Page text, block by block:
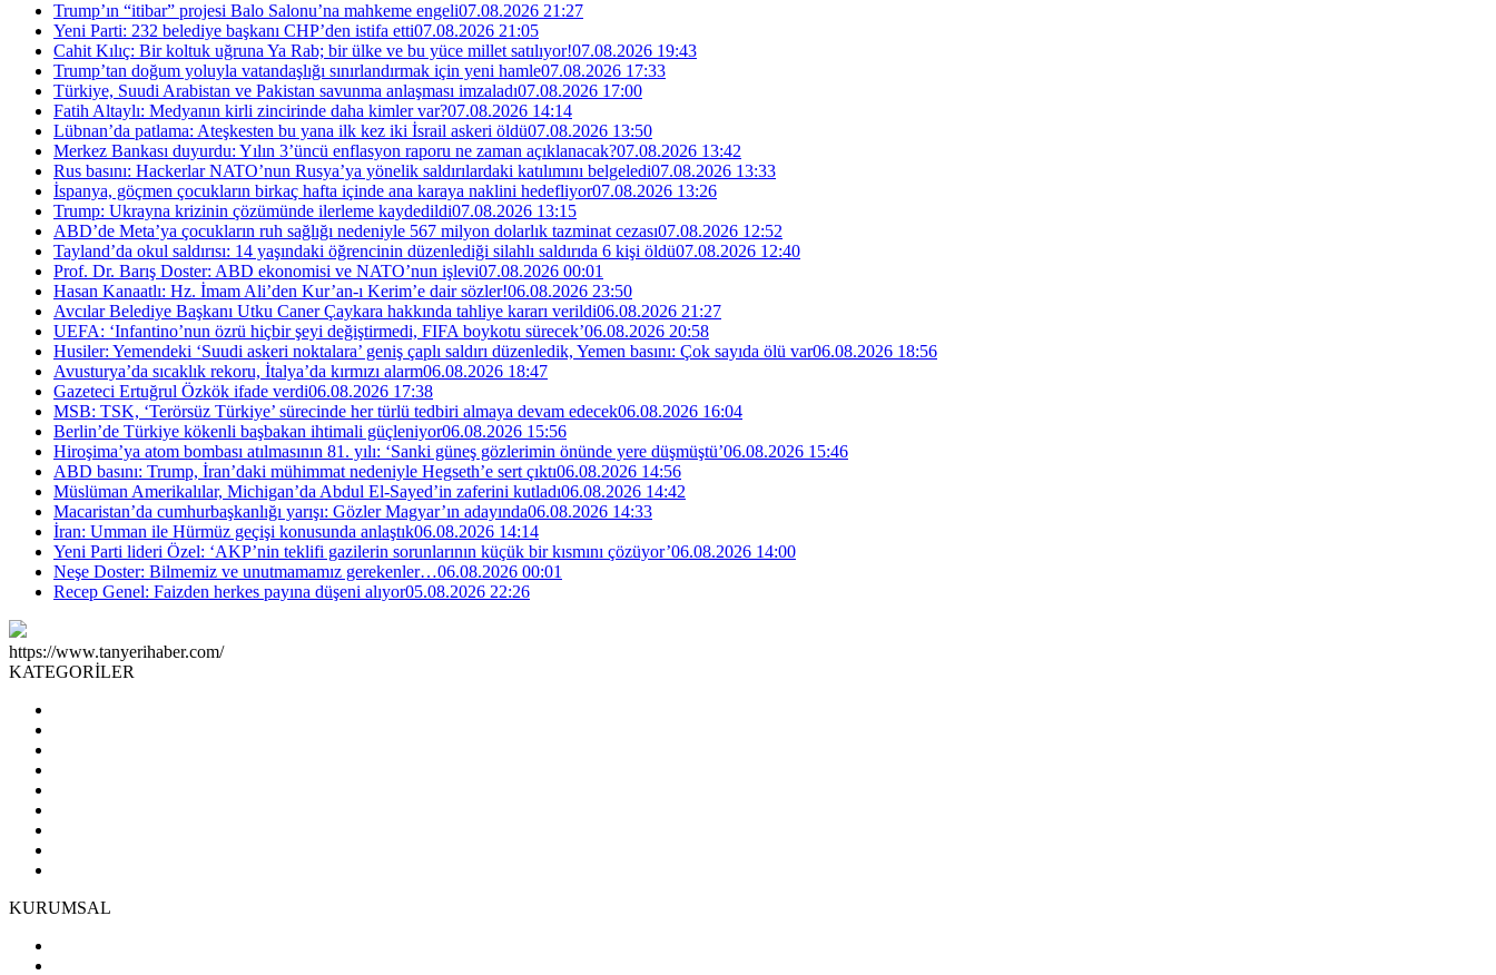
Trump’ın “itibar” projesi Balo Salonu’na mahkeme engeli07.08.2026 21:27
Yeni Parti: 232 belediye başkanı CHP’den istifa etti07.08.2026 21:05
Cahit Kılıç: Bir koltuk uğruna Ya Rab; bir ülke ve bu yüce millet satılıyor!07.08.2026 19:43
Trump’tan doğum yoluyla vatandaşlığı sınırlandırmak için yeni hamle07.08.2026 17:33
Türkiye, Suudi Arabistan ve Pakistan savunma anlaşması imzaladı07.08.2026 17:00
Fatih Altaylı: Medyanın kirli zincirinde daha kimler var?07.08.2026 14:14
Lübnan’da patlama: Ateşkesten bu yana ilk kez iki İsrail askeri öldü07.08.2026 13:50
Merkez Bankası duyurdu: Yılın 3’üncü enflasyon raporu ne zaman açıklanacak?07.08.2026 13:42
Rus basını: Hackerlar NATO’nun Rusya’ya yönelik saldırılardaki katılımını belgeledi07.08.2026 13:33
İspanya, göçmen çocukların birkaç hafta içinde ana karaya naklini hedefliyor07.08.2026 13:26
Trump: Ukrayna krizinin çözümünde ilerleme kaydedildi07.08.2026 13:15
ABD’de Meta’ya çocukların ruh sağlığı nedeniyle 567 milyon dolarlık tazminat cezası07.08.2026 12:52
Tayland’da okul saldırısı: 14 yaşındaki öğrencinin düzenlediği silahlı saldırıda 6 kişi öldü07.08.2026 12:40
Prof. Dr. Barış Doster: ABD ekonomisi ve NATO’nun işlevi07.08.2026 00:01
Hasan Kanaatlı: Hz. İmam Ali’den Kur’an-ı Kerim’e dair sözler!06.08.2026 23:50
Avcılar Belediye Başkanı Utku Caner Çaykara hakkında tahliye kararı verildi06.08.2026 21:27
UEFA: ‘Infantino’nun özrü hiçbir şeyi değiştirmedi, FIFA boykotu sürecek’06.08.2026 20:58
Husiler: Yemendeki ‘Suudi askeri noktalara’ geniş çaplı saldırı düzenledik, Yemen basını: Çok sayıda ölü var06.08.2026 18:56
Avusturya’da sıcaklık rekoru, İtalya’da kırmızı alarm06.08.2026 18:47
Gazeteci Ertuğrul Özkök ifade verdi06.08.2026 17:38
MSB: TSK, ‘Terörsüz Türkiye’ sürecinde her türlü tedbiri almaya devam edecek06.08.2026 16:04
Berlin’de Türkiye kökenli başbakan ihtimali güçleniyor06.08.2026 15:56
Hiroşima’ya atom bombası atılmasının 81. yılı: ‘Sanki güneş gözlerimin önünde yere düşmüştü’06.08.2026 15:46
ABD basını: Trump, İran’daki mühimmat nedeniyle Hegseth’e sert çıktı06.08.2026 14:56
Müslüman Amerikalılar, Michigan’da Abdul El-Sayed’in zaferini kutladı06.08.2026 14:42
Macaristan’da cumhurbaşkanlığı yarışı: Gözler Magyar’ın adayında06.08.2026 14:33
İran: Umman ile Hürmüz geçişi konusunda anlaştık06.08.2026 14:14
Yeni Parti lideri Özel: ‘AKP’nin teklifi gazilerin sorunlarının küçük bir kısmını çözüyor’06.08.2026 14:00
Neşe Doster: Bilmemiz ve unutmamamız gerekenler…06.08.2026 00:01
Recep Genel: Faizden herkes payına düşeni alıyor05.08.2026 22:26
https://www.tanyerihaber.com/
KATEGORİLER
KURUMSAL